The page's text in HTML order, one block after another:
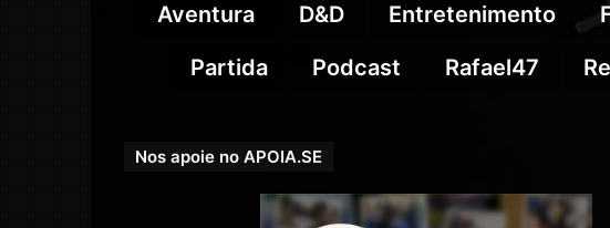
Aventura D&D Entretenimento
Partida
Podcast Rafael47
Nos apoie no APOIA.SE